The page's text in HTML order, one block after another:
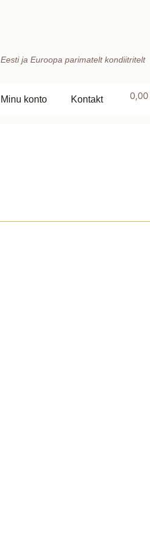
Eesti ja Euroopa parimatelt kondiitritelt
Minu konto Kontakt 0,00